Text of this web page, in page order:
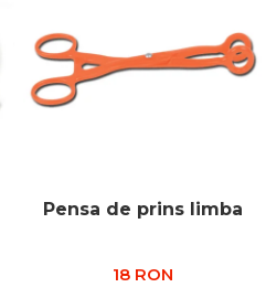
Pensa de prins limba
18 RON